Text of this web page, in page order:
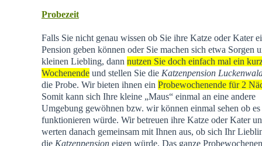
Probezeit
Falls Sie nicht genau wissen ob Sie ihre Katze oder Kater
Pension geben können oder Sie machen sich etwa Sorgen
kleinen Liebling, dann nutzen Sie doch einfach mal ein
Wochenendeund stellen Sie die Katzenpension
die Probe. Wir bieten ihnen ein Probewochenende für 2
Somit kann sich Ihre kleine „Maus“ einmal an eine andere
Umgebung gewöhnen bzw. wir können einmal sehen ob es
funktionieren würde. Wir betreuen ihre Katze oder Kater
werten danach gemeinsam mit Ihnen aus, ob sich Ihr
die Katzenpensioneigen würde. Das ganze